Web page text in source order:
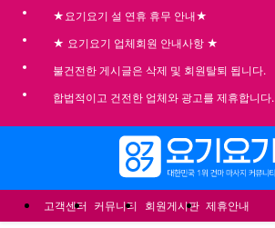
★요기요기 설 연휴 휴무 안내★
★ 요기요기 업체회원 안내사항 ★
불건전한 게시글은 삭제 및 회원탈퇴 됩니다.
합법적이고 건전한 업체와 광고를 제휴합니다.
고객센터 커뮤니티 회원게시판 제휴안내